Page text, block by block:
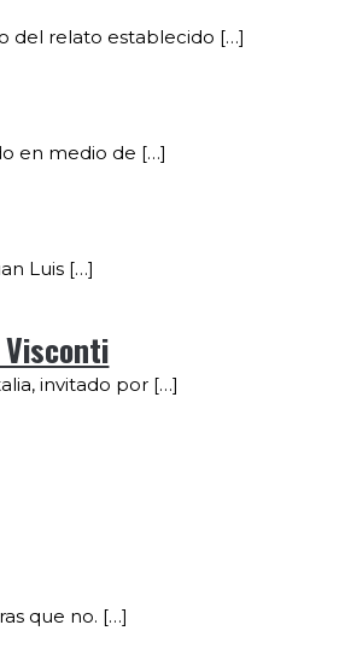
del relato establecido […]
en medio de […]
Luis […]
invitado por […]
que no. […]